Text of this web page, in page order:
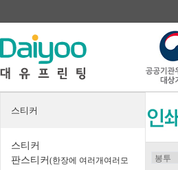
스티커
스티커
판스티커 (한장에 여러개여러모